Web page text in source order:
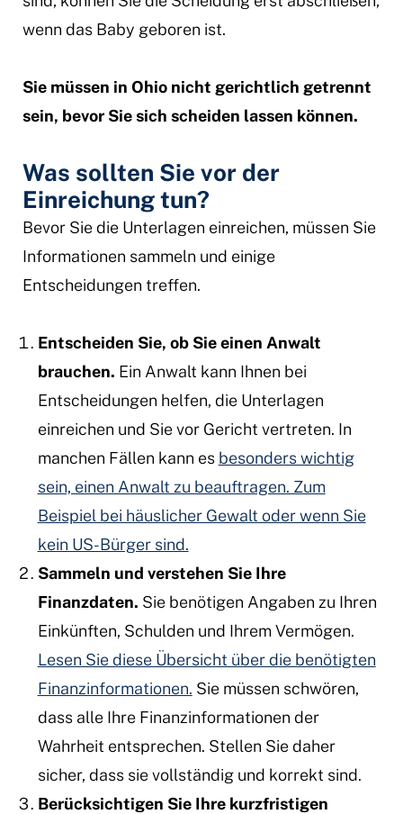
wenn das Baby geboren ist.
Sie müssen in Ohio nicht gerichtlich getrennt
sein, bevor Sie sich scheiden lassen können.
Was sollten Sie vor der
Einreichung tun?
Bevor Sie die Unterlagen einreichen, müssen Sie
Informationen sammeln und einige
Entscheidungen treffen.
Entscheiden Sie, ob Sie einen Anwalt
brauchen. Ein Anwalt kann Ihnen bei
Entscheidungen helfen, die Unterlagen
einreichen und Sie vor Gericht vertreten. In
manchen Fällen kann es besonders wichtig
sein, einen Anwalt zu beauftragen. Zum
Beispiel bei häuslicher Gewalt oder wenn Sie
kein US-Bürger sind.
Sammeln und verstehen Sie Ihre
Finanzdaten. Sie benötigen Angaben zu Ihren
Einkünften, Schulden und Ihrem Vermögen.
Lesen Sie diese Übersicht über die benötigten
Finanzinformationen. Sie müssen schwören,
dass alle Ihre Finanzinformationen der
Wahrheit entsprechen. Stellen Sie daher
sicher, dass sie vollständig und korrekt sind.
Berücksichtigen Sie Ihre kurzfristigen